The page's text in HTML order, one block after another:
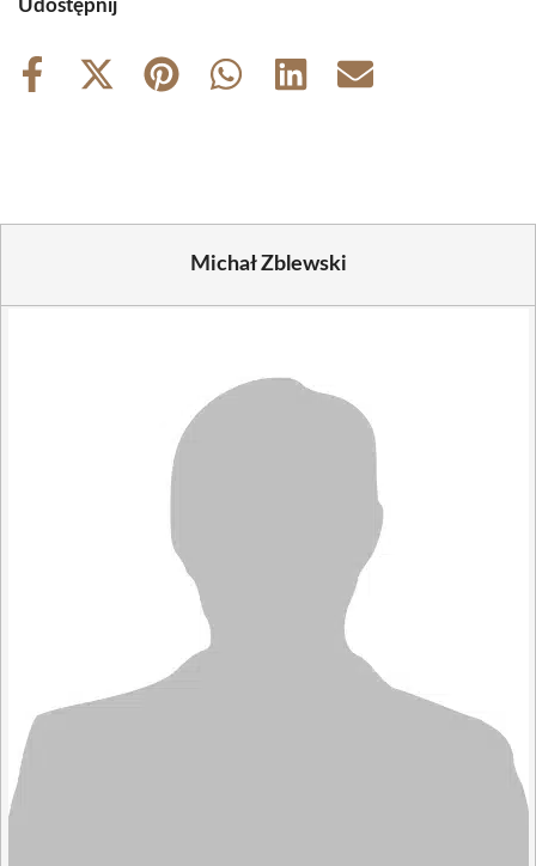
Udostępnij
Share
Share
Share
Share
Share
Share
Michał Zblewski